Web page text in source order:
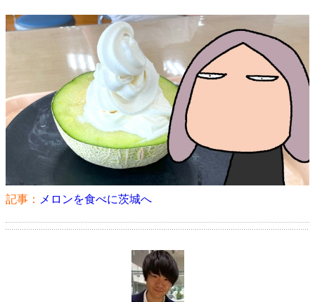
記事： メロンを食べに茨城へ